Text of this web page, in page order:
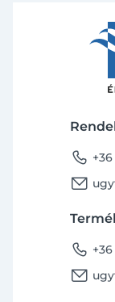
phone
email
phone
email